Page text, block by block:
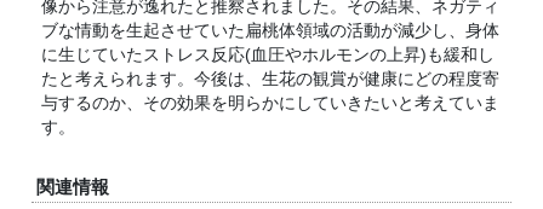
像から注意が逸れたと推察されました。その結果、ネガティ
ブな情動を生起させていた扁桃体領域の活動が減少し、身体
に生じていたストレス反応(血圧やホルモンの上昇)も緩和し
たと考えられます。今後は、生花の観賞が健康にどの程度寄
与するのか、その効果を明らかにしていきたいと考えていま
す。
関連情報